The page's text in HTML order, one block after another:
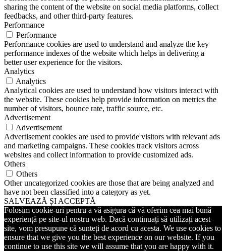
sharing the content of the website on social media platforms, collect
feedbacks, and other third-party features.
Performance
Performance
Performance cookies are used to understand and analyze the key
performance indexes of the website which helps in delivering a
better user experience for the visitors.
Analytics
Analytics
Analytical cookies are used to understand how visitors interact with
the website. These cookies help provide information on metrics the
number of visitors, bounce rate, traffic source, etc.
Advertisement
Advertisement
Advertisement cookies are used to provide visitors with relevant ads
and marketing campaigns. These cookies track visitors across
websites and collect information to provide customized ads.
Others
Others
Other uncategorized cookies are those that are being analyzed and
have not been classified into a category as yet.
SALVEAZĂ ȘI ACCEPTĂ
Folosim cookie-uri pentru a vă asigura că vă oferim cea mai bună
experiență pe site-ul nostru web. Dacă continuați să utilizați acest
site, vom presupune că sunteți de acord cu acesta. We use cookies to
ensure that we give you the best experience on our website. If you
continue to use this site we will assume that you are happy with it.